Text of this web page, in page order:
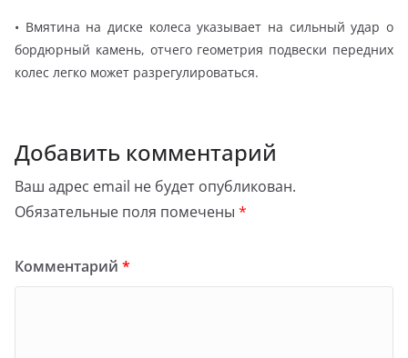
• Вмятина на диске колеса указывает на сильный удар о
бордюрный камень, отчего геометрия подвески передних
колес легко может разрегулироваться.
Добавить комментарий
Ваш адрес email не будет опубликован.
Обязательные поля помечены *
Комментарий *